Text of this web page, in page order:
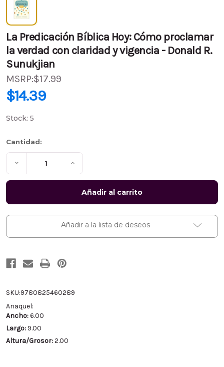
La Predicación Bíblica Hoy: Cómo proclamar
la verdad con claridad y vigencia - Donald R.
Sunukjian
SKU:9780825460289
Anaquel:
Ancho:6.00
Largo:9.00
Altura/Grosor:2.00
PVP:$17.99
$14.39
(Ahorra $3.60
MSRP:$17.99
$14.39
Stock: 5
Cantidad:
Disminuir
la
cantidad
Hoy:
la
claridad
R.
Aumentar
la
cantidad
Hoy:
Cómo
proclamar
la
R.
Añadir a la lista de deseos